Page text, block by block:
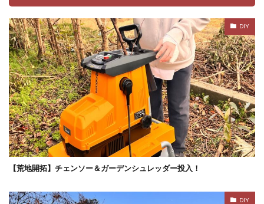
DIY
【荒地開拓】チェンソー＆ガーデンシュレッダー投入！
DIY